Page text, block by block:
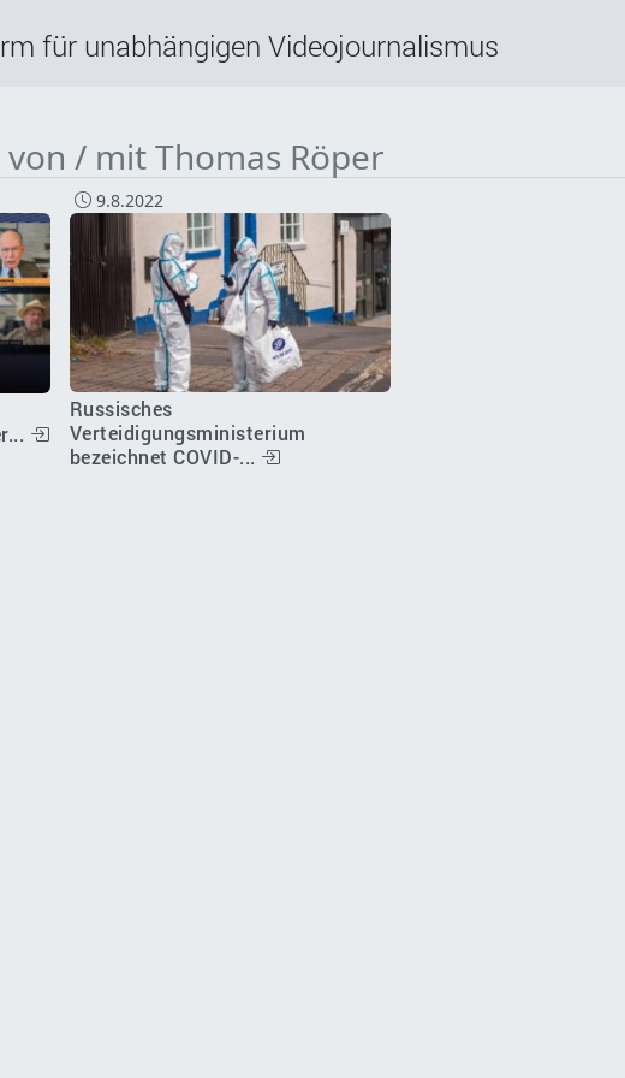
für unabhängigen Videojournalismus
/ mit Thomas Röper
9.8.2022
Russisches
Verteidigungsministerium
bezeichnet COVID-...